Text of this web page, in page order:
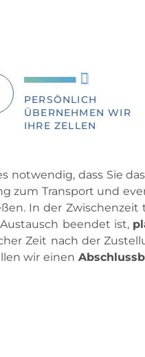
PERSÖNLICH
ÜBERNEHMEN WIR
IHRE ZELLEN
notwendig, dass Sie
zum Transport und
In der
beendet ist,
Zeit nach der
wir einen